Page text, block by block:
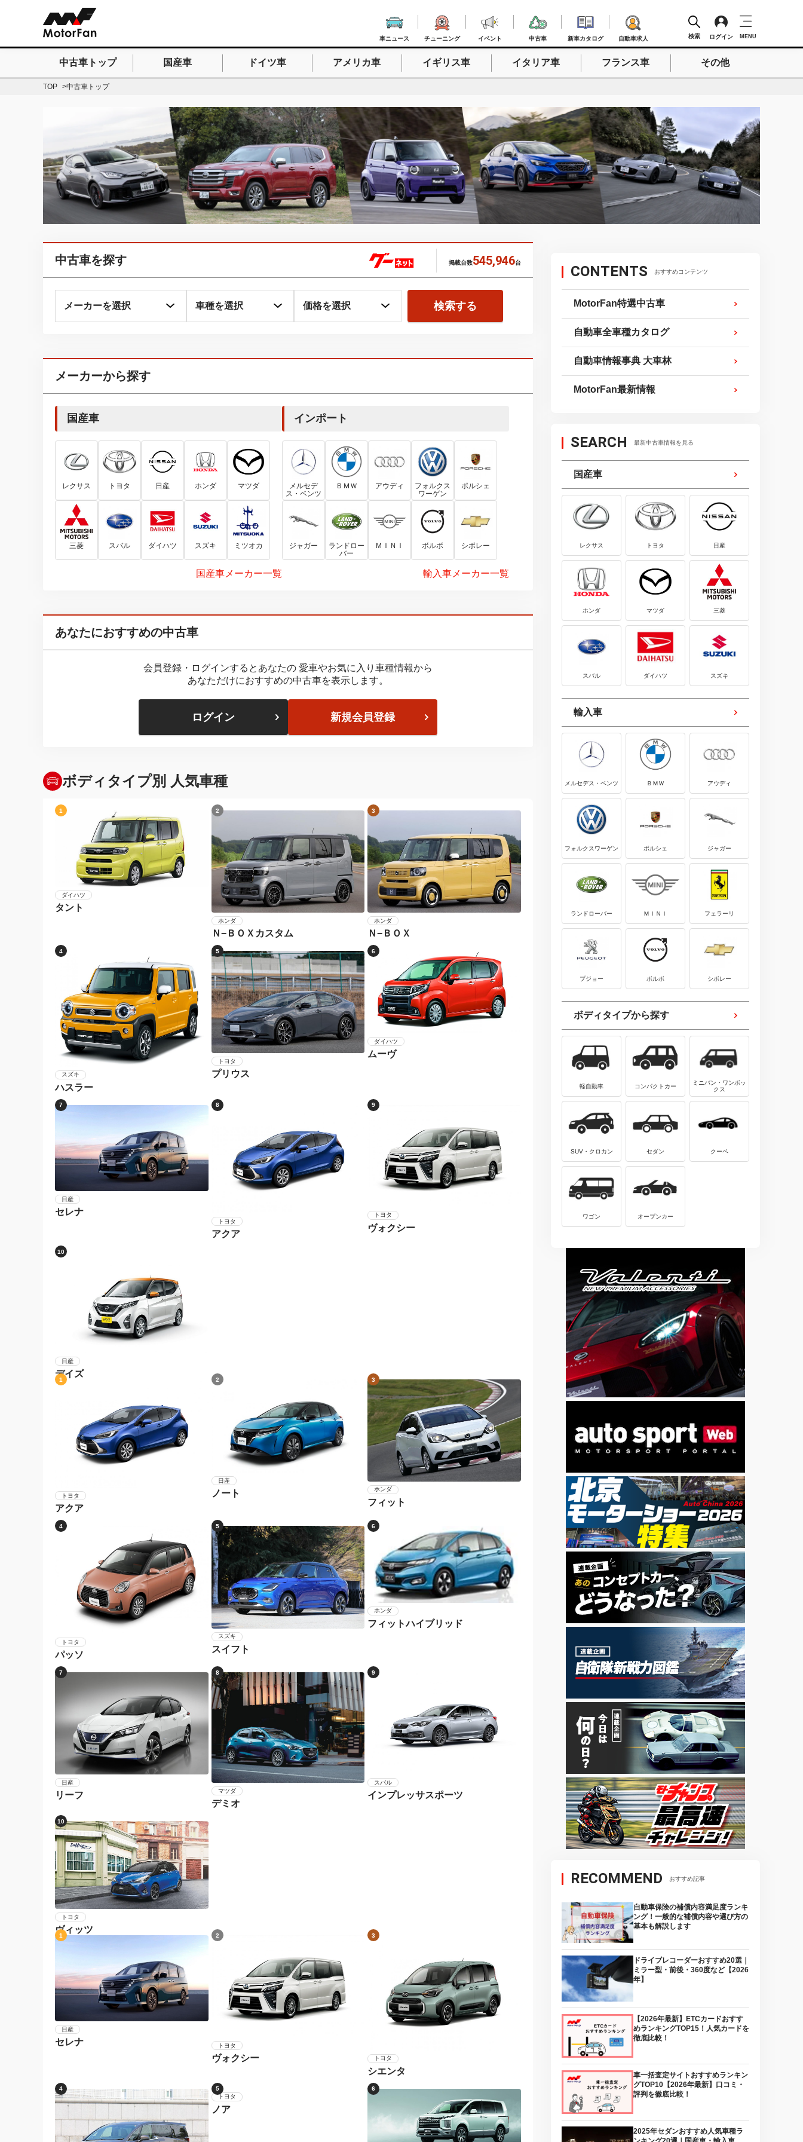
車ニュース チューニング イベント 中古車 新車カタログ 自動車求人 検索 ログイン MENU
検索したいキーワードを入力
中古車トップ 国産車 ドイツ車 アメリカ車 イギリス車 イタリア車 フランス車 その他
TOP 中古車トップ
中古車を探す 掲載台数545,946台
検索する
メーカーから探す
国産車
レクサス トヨタ 日産 ホンダ マツダ
三菱 スバル ダイハツ スズキ ミツオカ
国産車メーカー一覧
インポート
メルセデ
ス・ベンツ
ＢＭＷ アウディ
フォルクス
ワーゲン
ポルシェ
ジャガー
ランドロー
バー
ＭＩＮＩ ボルボ シボレー
輸入車メーカー一覧
あなたにおすすめの中古車
会員登録・ログインするとあなたの 愛車やお気に入り車種情報から
あなただけにおすすめの中古車を表示します。
ログイン 新規会員登録
ボディタイプ別 人気車種
1
ダイハツ
タント
2
ホンダ
Ｎ−ＢＯＸカスタム
3
ホンダ
Ｎ−ＢＯＸ
4
スズキ
ハスラー
5
トヨタ
プリウス
6
ダイハツ
ムーヴ
7
日産
セレナ
8
トヨタ
アクア
9
トヨタ
ヴォクシー
10
日産
デイズ
1
トヨタ
アクア
2
日産
ノート
3
ホンダ
フィット
4
トヨタ
パッソ
5
スズキ
スイフト
6
ホンダ
フィットハイブリッド
7
日産
リーフ
8
マツダ
デミオ
9
スバル
インプレッサスポーツ
10
トヨタ
ヴィッツ
1
日産
セレナ
2
トヨタ
ヴォクシー
3
トヨタ
シエンタ
4 5 6
CONTENTS おすすめコンテンツ
MotorFan特選中古車
自動車全車種カタログ
自動車情報事典 大車林
MotorFan最新情報
SEARCH 最新中古車情報を見る
国産車
レクサス トヨタ 日産
ホンダ マツダ 三菱
スバル ダイハツ スズキ
輸入車
メルセデス・ベンツ ＢＭＷ アウディ
フォルクスワーゲン ポルシェ ジャガー
ランドローバー ＭＩＮＩ フェラーリ
プジョー ボルボ シボレー
ボディタイプから探す
軽自動車 コンパクトカー
ミニバン・ワンボッ
クス
SUV・クロカン セダン クーペ
ワゴン オープンカー
RECOMMEND おすすめ記事
自動車保険の補償内容満足度ランキ
ング！一般的な補償内容や選び方の
基本も解説します
ドライブレコーダーおすすめ20選｜
ミラー型・前後・360度など【2026
年】
【2026年最新】ETCカードおすす
めランキングTOP15！人気カードを
徹底比較！
車一括査定サイトおすすめランキン
グTOP10【2026年最新】口コミ・
評判を徹底比較！
2025年セダンおすすめ人気車種ラ